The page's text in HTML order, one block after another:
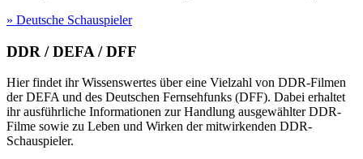
» Deutsche Schauspieler
DDR / DEFA / DFF
Hier findet ihr Wissenswertes über eine Vielzahl von DDR-Filmen
der DEFA und des Deutschen Fernsehfunks (DFF). Dabei erhaltet
ihr ausführliche Informationen zur Handlung ausgewählter DDR-
Filme sowie zu Leben und Wirken der mitwirkenden DDR-
Schauspieler.